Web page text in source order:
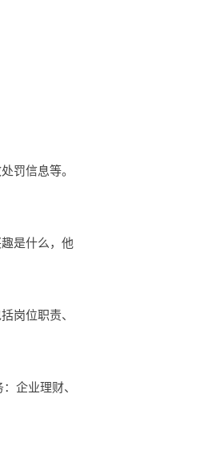
罚信息等。
是什么，他
岗位职责、
企业理财、